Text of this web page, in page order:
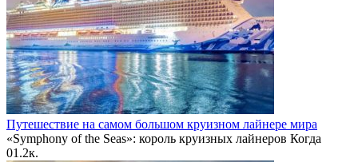
Путешествие на самом большом круизном лайнере мира
«Symphony of the Seas»: король круизных лайнеров Когда
01.2к.